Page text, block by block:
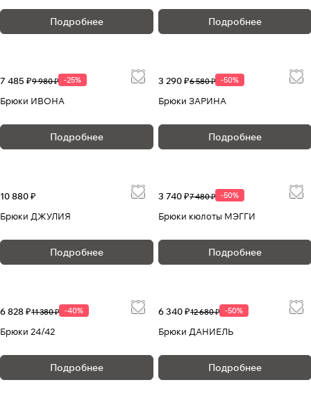
Подробнее Подробнее
7 485 ₽9 980 ₽ -25%
Брюки ИВОНА
Подробнее
3 290 ₽6 580 ₽ -50%
Брюки ЗАРИНА
Подробнее
10 880 ₽
Брюки ДЖУЛИЯ
Подробнее
3 740 ₽7 480 ₽ -50%
Брюки кюлоты МЭГГИ
Подробнее
6 828 ₽11 380 ₽ -40%
Брюки 24/42
Подробнее
6 340 ₽12 680 ₽ -50%
Брюки ДАНИЕЛЬ
Подробнее